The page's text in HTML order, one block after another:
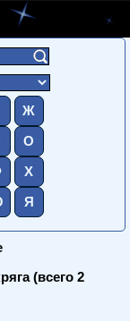
Ж
О
Х
Я
(всего 2